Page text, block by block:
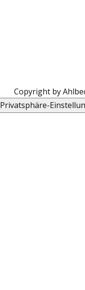
Copyright by
Privatsphäre-